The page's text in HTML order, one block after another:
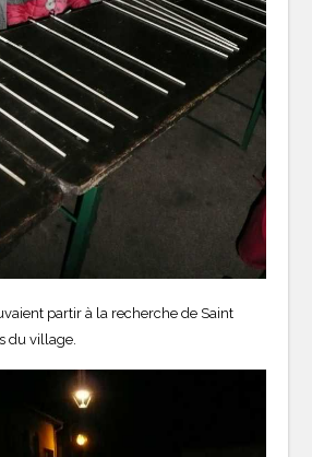
partir à la recherche de Saint
du village.